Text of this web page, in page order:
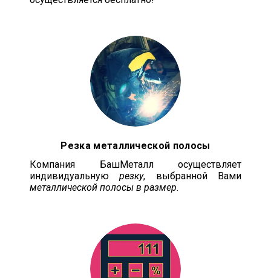
Резка металлической полосы
Компания БашМеталл осуществляет
индивидуальнуюрезку, выбранной Вами
металлической полосы в размер.